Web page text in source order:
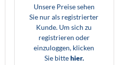
Unsere Preise sehen
Sie nur als registrierter
Kunde. Um sich zu
registrieren oder
einzuloggen, klicken
Sie bittehier.